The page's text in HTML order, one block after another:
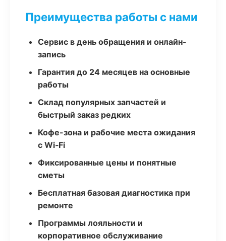
Преимущества работы с нами
Сервис в день обращения и онлайн-
запись
Гарантия до 24 месяцев на основные
работы
Склад популярных запчастей и
быстрый заказ редких
Кофе-зона и рабочие места ожидания
с Wi‑Fi
Фиксированные цены и понятные
сметы
Бесплатная базовая диагностика при
ремонте
Программы лояльности и
корпоративное обслуживание